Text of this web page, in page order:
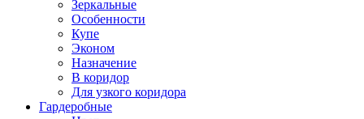
Зеркальные
Особенности
Купе
Эконом
Назначение
В коридор
Для узкого коридора
Гардеробные